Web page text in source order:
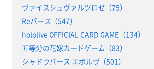
ヴァイスシュヴァルツロゼ（75）
Reバース（547）
hololive OFFICIAL CARD GAME（134）
五等分の花嫁カードゲーム（83）
シャドウバース エボルヴ（501）